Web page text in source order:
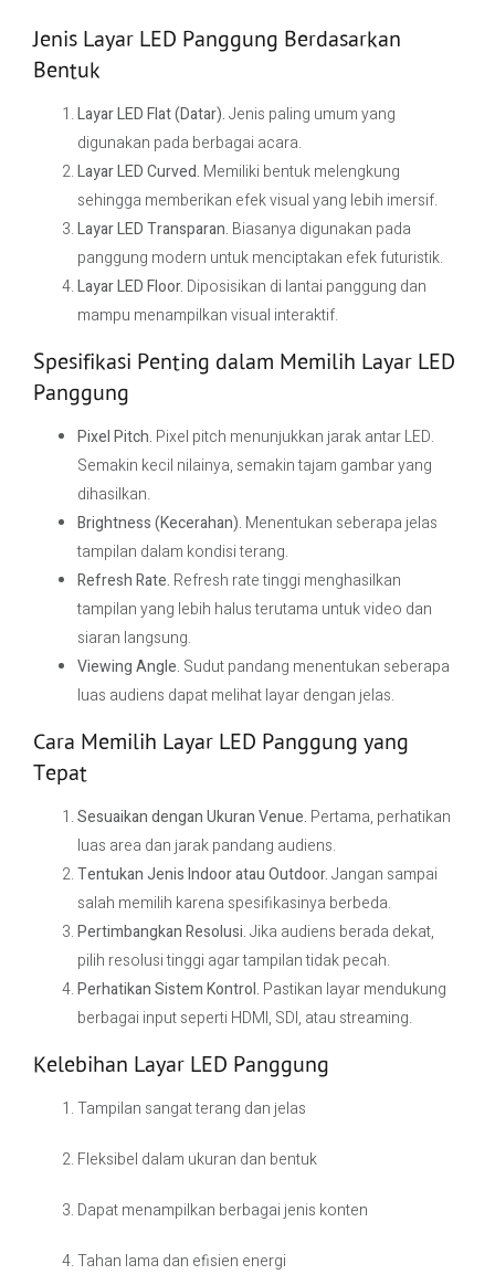
Jenis Layar LED Panggung Berdasarkan
Bentuk
Layar LED Flat (Datar).Jenis paling umum yang
digunakan pada berbagai acara.
Layar LED Curved. Memiliki bentuk melengkung
sehingga memberikan efek visual yang lebih imersif.
Layar LED Transparan. Biasanya digunakan pada
panggung modern untuk menciptakan efek futuristik.
Layar LED Floor. Diposisikan di lantai panggung dan
mampu menampilkan visual interaktif.
Spesifikasi Penting dalam Memilih Layar LED
Panggung
Pixel Pitch. Pixel pitch menunjukkan jarak antar LED.
Semakin kecil nilainya, semakin tajam gambar yang
dihasilkan.
Brightness (Kecerahan). Menentukan seberapa jelas
tampilan dalam kondisi terang.
Refresh Rate. Refresh rate tinggi menghasilkan
tampilan yang lebih halus terutama untuk video dan
siaran langsung.
Viewing Angle. Sudut pandang menentukan seberapa
luas audiens dapat melihat layar dengan jelas.
Cara Memilih Layar LED Panggung yang
Tepat
Sesuaikan dengan Ukuran Venue. Pertama, perhatikan
luas area dan jarak pandang audiens.
Tentukan Jenis Indoor atau Outdoor.Jangan sampai
salah memilih karena spesifikasinya berbeda.
Pertimbangkan Resolusi.Jika audiens berada dekat,
pilih resolusi tinggi agar tampilan tidak pecah.
Perhatikan Sistem Kontrol. Pastikan layar mendukung
berbagai input seperti HDMI, SDI, atau streaming.
Kelebihan Layar LED Panggung
Tampilan sangat terang dan jelas
Fleksibel dalam ukuran dan bentuk
Dapat menampilkan berbagai jenis konten
Tahan lama dan efisien energi